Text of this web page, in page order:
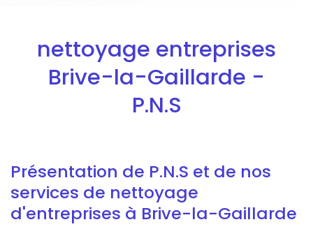
nettoyage entreprises
Brive-la-Gaillarde -
P.N.S
Présentation de P.N.S et de nos
services de nettoyage
d'entreprises à Brive-la-Gaillarde